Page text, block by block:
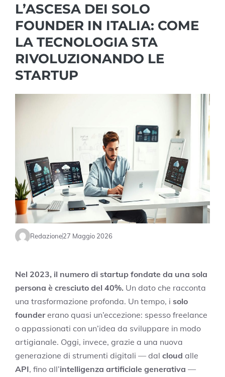
L’ASCESA DEI SOLO
FOUNDER IN ITALIA: COME
LA TECNOLOGIA STA
RIVOLUZIONANDO LE
STARTUP
Redazione27 Maggio 2026
Nel 2023, il numero di startup fondate da una sola
persona è cresciuto del 40%. Un dato che racconta
una trasformazione profonda. Un tempo, i solo
foundererano quasi un’eccezione: spesso freelance
o appassionati con un’idea da sviluppare in modo
artigianale. Oggi, invece, grazie a una nuova
generazione di strumenti digitali — dal cloud alle
API, fino all’intelligenza artificiale generativa —